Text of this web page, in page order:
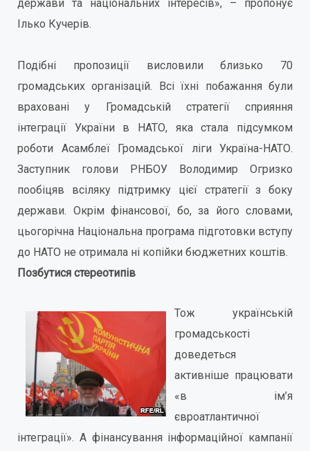
держави та національних інтересів», – пропонує
Ілько Кучерів.
Подібні пропозиції висловили близько 70
громадських організацій. Всі їхні побажання були
враховані у Громадській стратегії сприяння
інтеграції України в НАТО, яка стала підсумком
роботи Асамблеї Громадської ліги Україна-НАТО.
Заступник голови РНБОУ Володимир Огризко
пообіцяв всіляку підтримку цієї стратегії з боку
держави. Окрім фінансової, бо, за його словами,
цьогорічна Національна програма підготовки вступу
до НАТО не отримала ні копійки бюджетних коштів.
Позбутися стереотипів
Тож українській
громадськості
доведеться
активніше працювати
«в ім’я
євроатлантичної
інтеграції». А фінансування інформаційної кампанії